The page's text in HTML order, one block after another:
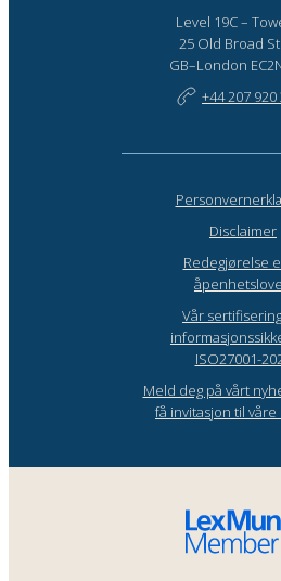
Level 19C –
25 Old Broad
GB–London
+44 207 920
Disclaimer
Redegjørelse
Vår
ISO27001-
Meld deg på vårt
få invitasjon til